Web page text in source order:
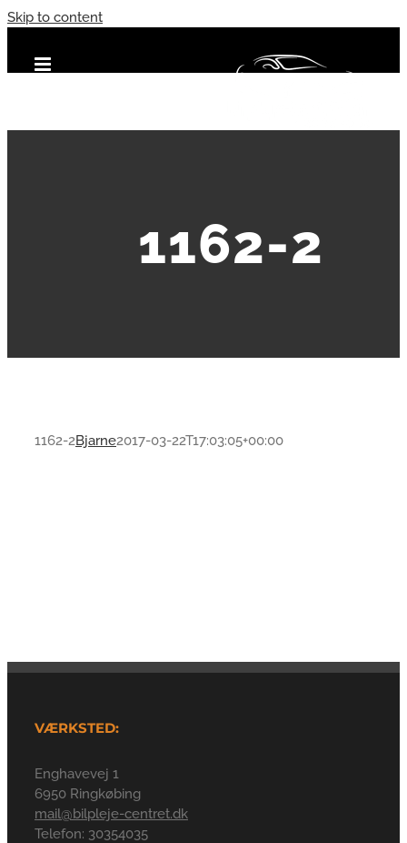
Skip to content
1162-2
1162-2Bjarne2017-03-22T17:03:05+00:00
VÆRKSTED:
Enghavevej 1
6950 Ringkøbing
mail@bilpleje-centret.dk
Telefon: 30354035